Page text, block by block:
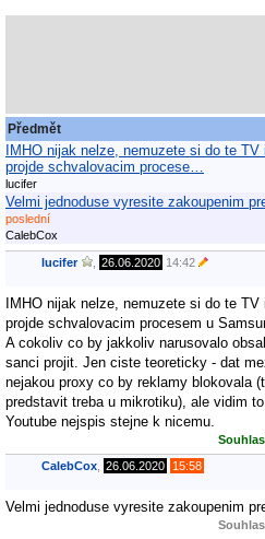
Předmět
IMHO nijak nelze, nemuzete si do te
projde schvalovacim procese…
lucifer
Velmi jednoduse vyresite zakoupenim
poslední
CalebCox
lucifer 26.06.2020 14:42
IMHO nijak nelze, nemuzete si do te
projde schvalovacim procesem u
A cokoliv co by jakkoliv narusovalo
sanci projit. Jen ciste teoreticky - dat
nejakou proxy co by reklamy blokovala
predstavit treba u mikrotiku), ale vidim
Youtube nejspis stejne k nicemu.
CalebCox 26.06.2020 15:58
Velmi jednoduse vyresite zakoupenim